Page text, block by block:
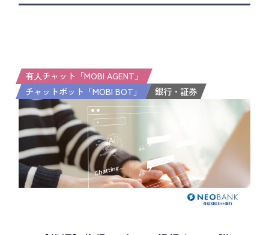
有人チャット「MOBI AGENT」
チャットボット「MOBI BOT」
銀行・証券